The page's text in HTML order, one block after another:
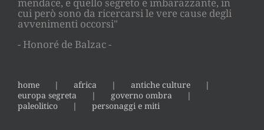
cui però sono da ricercarsi le vere cause degli
avvenimenti occorsi"
- Honoré de Balzac -
home africa
antiche culture
europa segreta
governo ombra
paleolitico
personaggi e miti